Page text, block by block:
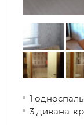
1
3 дивана-